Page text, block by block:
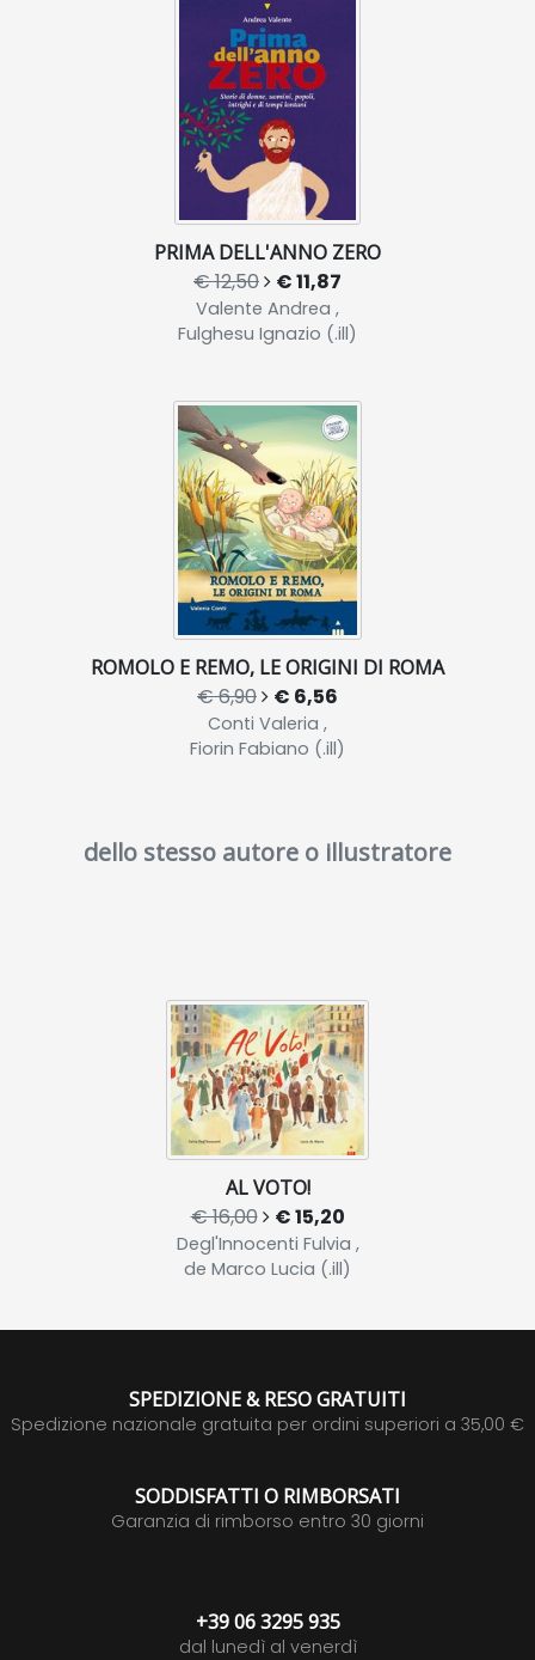
PRIMA DELL'ANNO ZERO
€ 12,50 € 11,87
Valente Andrea ,
Fulghesu Ignazio (.ill)
ROMOLO E REMO, LE ORIGINI DI ROMA
€ 6,90 € 6,56
Conti Valeria ,
Fiorin Fabiano (.ill)
dello stesso autore o illustratore
AL VOTO!
€ 16,00 € 15,20
Degl'Innocenti Fulvia ,
de Marco Lucia (.ill)
SPEDIZIONE & RESO GRATUITI
Spedizione nazionale gratuita per ordini superiori a 35,00 €
SODDISFATTI O RIMBORSATI
Garanzia di rimborso entro 30 giorni
+39 06 3295 935
dal lunedì al venerdì